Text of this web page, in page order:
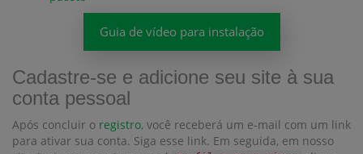
Guia de vídeo para instalação
Cadastre-se e adicione seu site à sua
conta pessoal
Após concluir o registro, você receberá um e-mail com um link
para ativar sua conta. Siga esse link. Em seguida, em nosso